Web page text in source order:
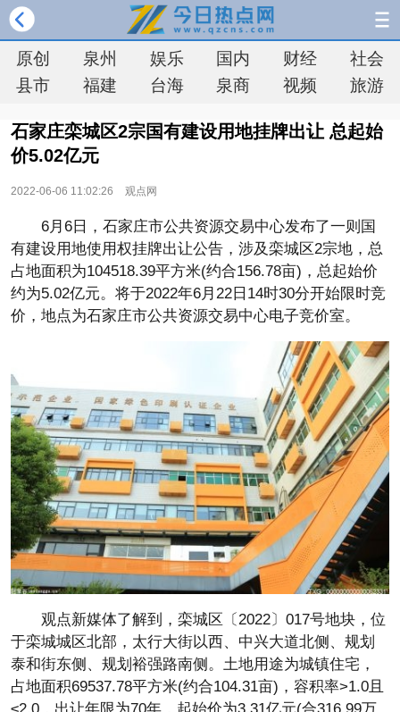
原创 泉州 娱乐 国内 财经
社会
县市
福建 台海 泉商 视频 旅游
石家庄栾城区2宗国有建设用地挂牌出让 总起始
价5.02亿元
2022-06-06 11:02:26 观点网
6月6日，石家庄市公共资源交易中心发布了一则国
有建设用地使用权挂牌出让公告，涉及栾城区2宗地，总
占地面积为104518.39平方米(约合156.78亩)，总起始价
约为5.02亿元。将于2022年6月22日14时30分开始限时竞
价，地点为石家庄市公共资源交易中心电子竞价室。
观点新媒体了解到，栾城区〔2022〕017号地块，位
于栾城城区北部，太行大街以西、中兴大道北侧、规划
泰和街东侧、规划裕强路南侧。土地用途为城镇住宅，
占地面积69537.78平方米(约合104.31亩)，容积率>1.0且
≤2.0，出让年限为70年，起始价为3.31亿元(合316.99万